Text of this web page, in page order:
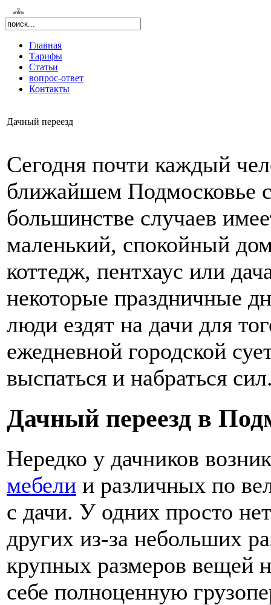
Главная
Тарифы
Статьи
вопрос-ответ
Контакты
Дачный переезд
Сегодня почти каждый
ближайшем Подмосковье
большинстве случаев
маленький, спокойный
коттедж, пентхаус или
некоторые праздничные
люди ездят на дачи для
ежедневной городской
выспаться и набраться
Дачный переезд в
Нередко у дачников
мебели и различных по
с дачи. У одних просто
других из-за небольших
крупных размеров вещей
себе полноценную